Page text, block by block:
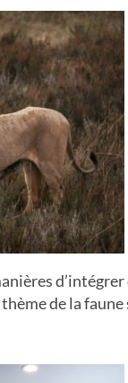
de la faune